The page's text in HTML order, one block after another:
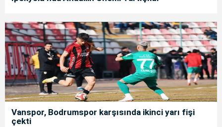
Vanspor, Bodrumspor karşısında ikinci yarı fişi
çekti